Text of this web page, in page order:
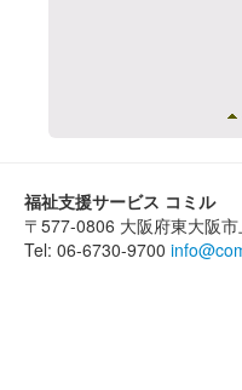
福祉支援サービス コミル
〒577-0806 大阪府東大阪
Tel: 06-6730-9700